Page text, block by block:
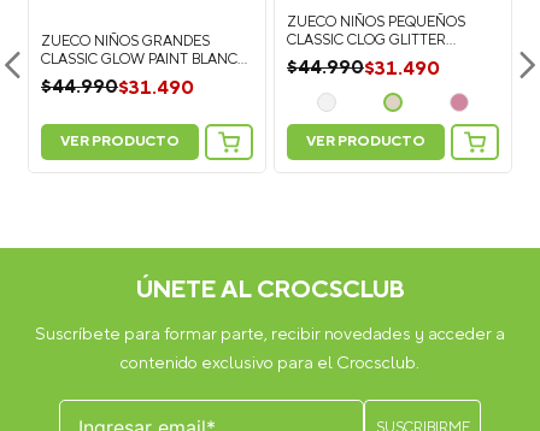
ZUECO NIÑOS GRANDES
CLASSIC GLOW PAINT BLANCO
CROCS
$44.990$31.490
VER PRODUCTO
ZUECO NIÑOS PEQUEÑOS
CLASSIC CLOG GLITTER
DORADO CROCS
$44.990$31.490
VER PRODUCTO
ÚNETE AL CROCSCLUB
Suscríbete para formar parte, recibir novedades y acceder a
contenido exclusivo para el Crocsclub.